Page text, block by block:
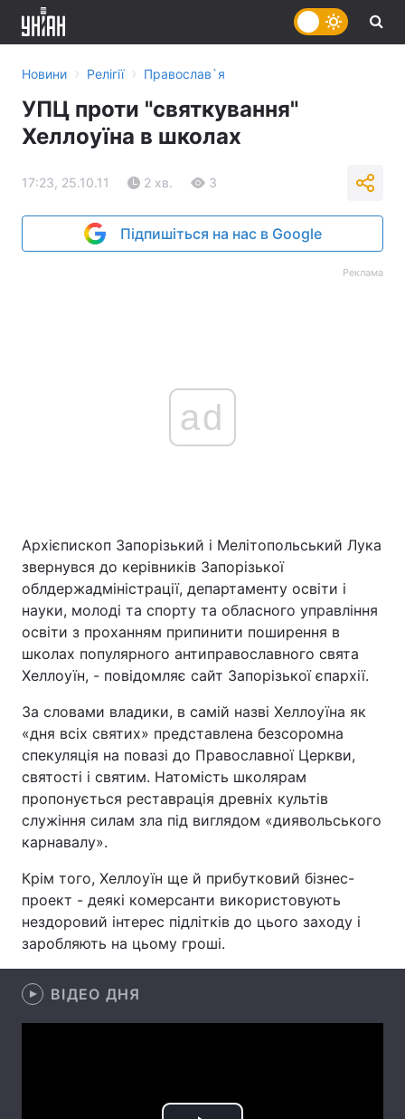
Головна Війна
Україна Політика
Економіка Світ
Спорт
Новини › Релігії › Православ`я
УПЦ проти "святкування"
Хеллоуїна в школах
17:23, 25.10.11 2 хв. 3
Підпишіться на нас в Google
Реклама
ad
Архієпископ Запорізький і Мелітопольський Лука
звернувся до керівників Запорізької
облдержадміністрації, департаменту освіти і
науки, молоді та спорту та обласного управління
освіти з проханням припинити поширення в
школах популярного антиправославного свята
Хеллоуїн, - повідомляє сайт Запорізької єпархії.
За словами владики, в самій назві Хеллоуїна як
«дня всіх святих» представлена безсоромна
спекуляція на повазі до Православної Церкви,
святості і святим. Натомість школярам
пропонується реставрація древніх культів
служіння силам зла під виглядом «диявольського
карнавалу».
Крім того, Хеллоуїн ще й прибутковий бізнес-
проект - деякі комерсанти використовують
нездоровий інтерес підлітків до цього заходу і
заробляють на цьому гроші.
ВІДЕО ДНЯ